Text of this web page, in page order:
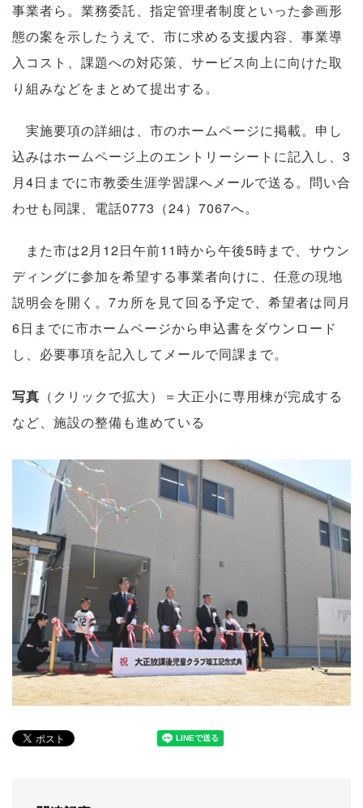
事業者ら。業務委託、指定管理者制度といった参画形
態の案を示したうえで、市に求める支援内容、事業導
入コスト、課題への対応策、サービス向上に向けた取
り組みなどをまとめて提出する。
実施要項の詳細は、市のホームページに掲載。申し
込みはホームページ上のエントリーシートに記入し、3
月4日までに市教委生涯学習課へメールで送る。問い合
わせも同課、電話0773（24）7067へ。
また市は2月12日午前11時から午後5時まで、サウン
ディングに参加を希望する事業者向けに、任意の現地
説明会を開く。7カ所を見て回る予定で、希望者は同月
6日までに市ホームページから申込書をダウンロード
し、必要事項を記入してメールで同課まで。
写真 （クリックで拡大）＝大正小に専用棟が完成する
など、施設の整備も進めている